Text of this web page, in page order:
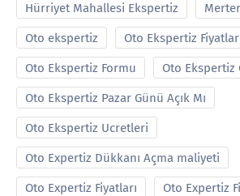
Hürriyet Mahallesi Ekspertiz
Oto ekspertiz Oto Ekspertiz
Oto Ekspertiz Formu Oto Ekspertiz
Oto Ekspertiz Pazar Günü Açık Mı
Oto Ekspertiz Ucretleri
Oto Expertiz Dükkanı Açma maliyeti
Oto Expertiz Fiyatları Oto Expertiz